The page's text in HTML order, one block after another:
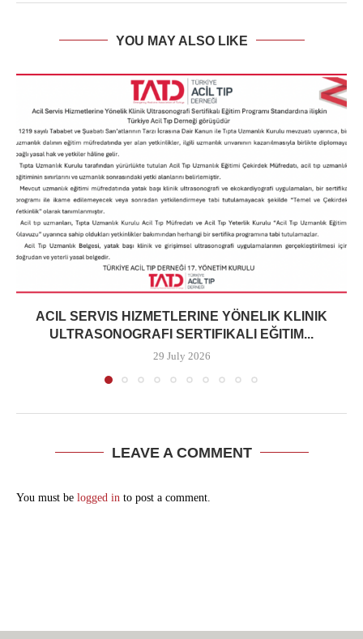
YOU MAY ALSO LIKE
ACIL SERVIS HIZMETLERINE YÖNELIK KLINIK
ULTRASONOGRAFI SERTIFIKALI EĞITIM...
29 July 2026
LEAVE A COMMENT
You must be logged in to post a comment.